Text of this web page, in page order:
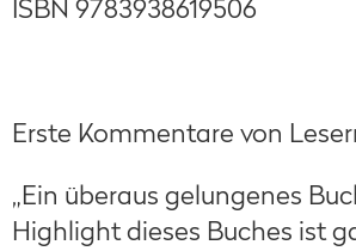
ISBN 9783938619506
Erste Kommentare von
„Ein überaus gelungenes
Highlight dieses Buches ist